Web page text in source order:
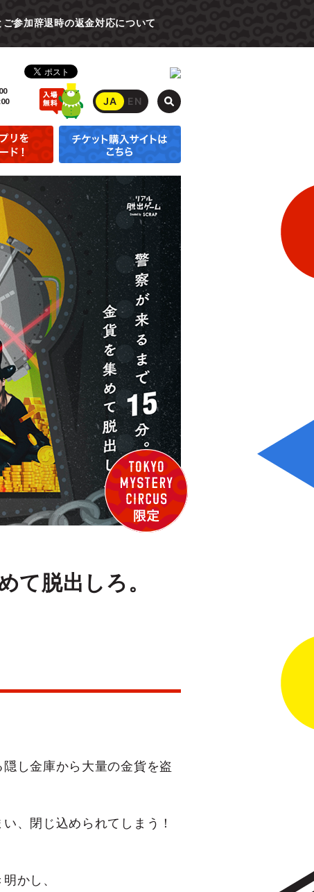
参加辞退時の返金対応について
JA EN
て脱出しろ。
し金庫から大量の金貨を盗
、閉じ込められてしまう！
かし、